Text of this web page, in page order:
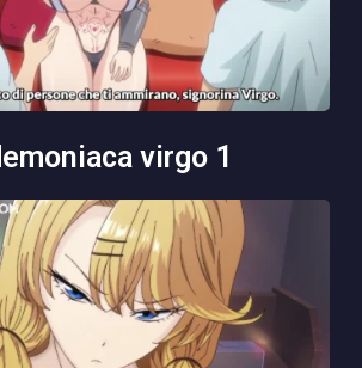
virgo 1